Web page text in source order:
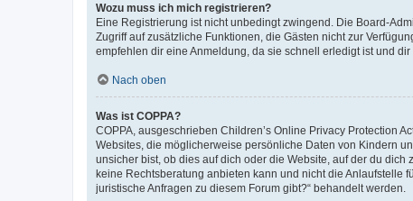
Wozu muss ich mich registrieren?
Eine Registrierung ist nicht unbedingt zwingend. Die Board-
Zugriff auf zusätzliche Funktionen, die Gästen nicht zur
empfehlen dir eine Anmeldung, da sie schnell erledigt ist und dir
Nach oben
Was ist COPPA?
COPPA, ausgeschrieben Children’s Online Privacy Protection
Websites, die möglicherweise persönliche Daten von Kindern
unsicher bist, ob dies auf dich oder die Website, auf der du
keine Rechtsberatung anbieten kann und nicht die Anlaufstelle
juristische Anfragen zu diesem Forum gibt?“ behandelt werden.